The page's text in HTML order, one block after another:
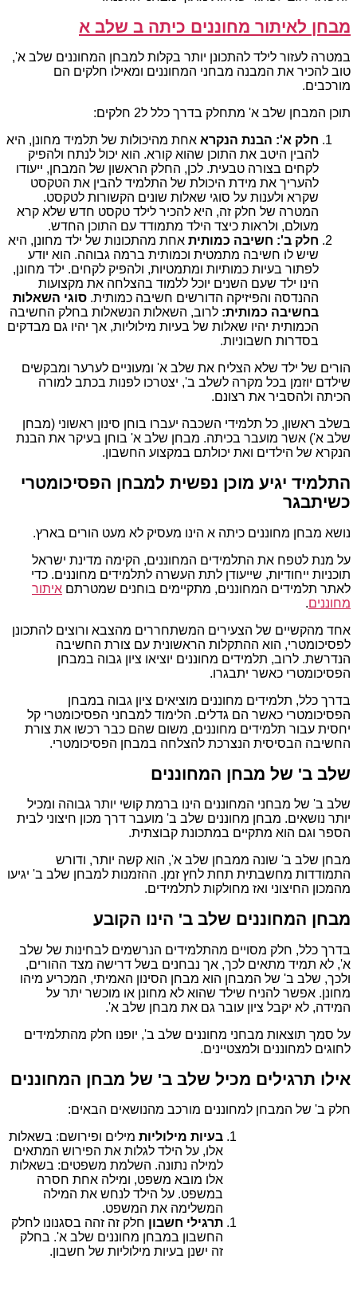
מבחן לאיתור מחוננים כיתה ב שלב א
במטרה לעזור לילד להתכונן יותר בקלות למבחן המחוננים שלב א',
טוב להכיר את המבנה מבחני המחוננים ומאילו חלקים הם
מורכבים.
תוכן המבחן שלב א' מתחלק בדרך כלל ל2 חלקים:
חלק א': הבנת הנקרא אחת מהיכולות של תלמיד מחונן, היא
להבין היטב את התוכן שהוא קורא. הוא יכול לנתח ולהפיק
לקחים בצורה טבעית. לכן, החלק הראשון של המבחן, ייעודו
להעריך את מידת היכולת של התלמיד להבין את הטקסט
שקרא ולענות על סוגי שאלות שונים הקשורות לטקסט.
המטרה של חלק זה, היא להכיר לילד טקסט חדש שלא קרא
מעולם, ולראות כיצד הילד מתמודד עם התוכן החדש.
חלק ב': חשיבה כמותית אחת מהתכונות של ילד מחונן, היא
שיש לו חשיבה מתמטית וכמותית ברמה גבוהה. הוא יודע
לפתור בעיות כמותיות ומתמטיות, ולהפיק לקחים. ילד מחונן,
הינו ילד שעם השנים יוכל ללמוד בהצלחה את מקצועות
ההנדסה והפיזיקה הדורשים חשיבה כמותית. סוגי השאלות
בחשיבה כמותית: לרוב, השאלות הנשאלות בחלק החשיבה
הכמותית יהיו שאלות של בעיות מילוליות, אך יהיו גם מבדקים
בסדרות חשבוניות.
הורים של ילד שלא הצליח את שלב א' ומעוניים לערער ומבקשים
שילדם יוזמן בכל מקרה לשלב ב', יצטרכו לפנות בכתב למורה
הכיתה ולהסביר את רצונם.
בשלב ראשון, כל תלמידי השכבה יעברו בוחן סינון ראשוני (מבחן
שלב א') אשר מועבר בכיתה. מבחן שלב א' בוחן בעיקר את הבנת
הנקרא של הילדים ואת יכולתם במקצוע החשבון.
התלמיד יגיע מוכן נפשית למבחן הפסיכומטרי
כשיתבגר
נושא מבחן מחוננים כיתה א הינו מעסיק לא מעט הורים בארץ.
על מנת לטפח את התלמידים המחוננים, הקימה מדינת ישראל
תוכניות ייחודיות, שייעודן לתת העשרה לתלמידים מחוננים. כדי
לאתר תלמידים המחוננים, מתקיימים בוחנים שמטרתם איתור
מחוננים.
אחד מהקשיים של הצעירים המשתחררים מהצבא ורוצים להתכונן
לפסיכומטרי, הוא ההתקלות הראשונית עם צורת החשיבה
הנדרשת. לרוב, תלמידים מחוננים יוציאו ציון גבוה במבחן
הפסיכומטרי כאשר יתבגרו.
בדרך כלל, תלמידים מחוננים מוציאים ציון גבוה במבחן
הפסיכומטרי כאשר הם גדלים. הלימוד למבחני הפסיכומטרי קל
יחסית עבור תלמידים מחוננים, משום שהם כבר רכשו את צורת
החשיבה הבסיסית הנצרכת להצלחה במבחן הפסיכומטרי.
שלב ב' של מבחן המחוננים
שלב ב' של מבחני המחוננים הינו ברמת קושי יותר גבוהה ומכיל
יותר נושאים. מבחן מחוננים שלב ב' מועבר דרך מכון חיצוני לבית
הספר וגם הוא מתקיים במתכונת קבוצתית.
מבחן שלב ב' שונה ממבחן שלב א', הוא קשה יותר, ודורש
התמודדות מחשבתית תחת לחץ זמן. ההזמנות למבחן שלב ב' יגיעו
מהמכון החיצוני ואז מחולקות לתלמידים.
מבחן המחוננים שלב ב' הינו הקובע
בדרך כלל, חלק מסויים מהתלמידים הנרשמים לבחינות של שלב
א', לא תמיד מתאים לכך, אך נבחנים בשל דרישה מצד ההורים,
ולכך, שלב ב' של המבחן הוא מבחן הסינון האמיתי, המכריע מיהו
מחונן. אפשר להניח שילד שהוא לא מחונן או מוכשר יתר על
המידה, לא יקבל ציון עובר גם את מבחן שלב א'.
על סמך תוצאות מבחני מחוננים שלב ב', יופנו חלק מהתלמידים
לחוגים למחוננים ולמצטיינים.
אילו תרגילים מכיל שלב ב' של מבחן המחוננים
חלק ב' של המבחן למחוננים מורכב מהנושאים הבאים:
בעיות מילוליות מילים ופירושם: בשאלות
אלו, על הילד לגלות את הפירוש המתאים
למילה נתונה. השלמת משפטים: בשאלות
אלו מובא משפט, ומילה אחת חסרה
במשפט. על הילד לנחש את המילה
המשלימה את המשפט.
תרגילי חשבון חלק זה זהה בסגנונו לחלק
החשבון במבחן מחוננים שלב א'. בחלק
זה ישנן בעיות מילוליות של חשבון.